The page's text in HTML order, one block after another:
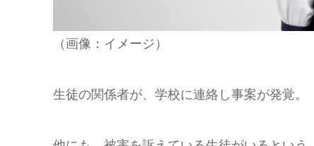
（画像：イメージ）
生徒の関係者が、学校に連絡し事案が発覚。